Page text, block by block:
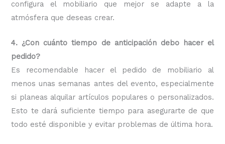
configura el mobiliario que mejor se adapte a la
atmósfera que deseas crear.
4. ¿Con cuánto tiempo de anticipación debo hacer el
pedido?
Es recomendable hacer el pedido de mobiliario al
menos unas semanas antes del evento, especialmente
si planeas alquilar artículos populares o personalizados.
Esto te dará suficiente tiempo para asegurarte de que
todo esté disponible y evitar problemas de última hora.